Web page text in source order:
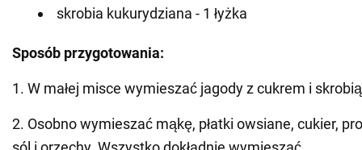
skrobia kukurydziana - 1 łyżka
Sposób przygotowania:
1. W małej misce wymieszać jagody z cukrem i
2. Osobno wymieszać mąkę, płatki owsiane, cukier,